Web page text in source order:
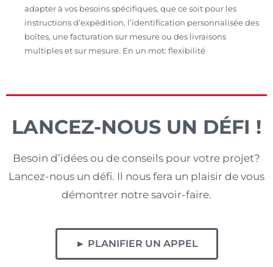
adapter à vos besoins spécifiques, que ce soit pour les
instructions d’expédition, l’identification personnalisée des
boîtes, une facturation sur mesure ou des livraisons
multiples et sur mesure. En un mot: flexibilité
LANCEZ-NOUS UN DÉFI !
Besoin d’idées ou de conseils pour votre projet?
Lancez-nous un défi. Il nous fera un plaisir de vous
démontrer notre savoir-faire.
► PLANIFIER UN APPEL